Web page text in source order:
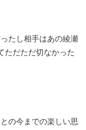
たし相手はあの綾瀬
ただただ切なかった
の今までの楽しい思